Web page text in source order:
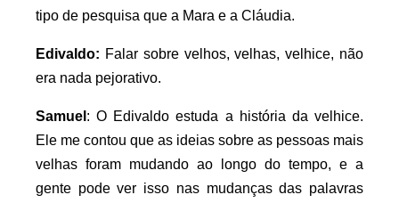
tipo de pesquisa que a Mara e a Cláudia.
Edivaldo: Falar sobre velhos, velhas, velhice, não
era nada pejorativo.
Samuel : O Edivaldo estuda a história da velhice.
Ele me contou que as ideias sobre as pessoas mais
velhas foram mudando ao longo do tempo, e a
gente pode ver isso nas mudanças das palavras